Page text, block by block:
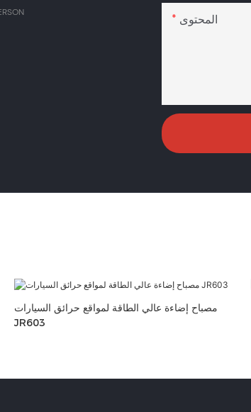
المحتوى
مصباح إضاءة عالي الطاقة لمواقع حرائق السيارات
JR603